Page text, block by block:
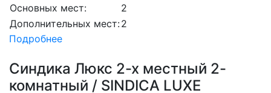
Основных мест:
2
Дополнительных мест:2
Подробнее
Синдика Люкс 2-х местный 2-
комнатный / SINDICA LUXE